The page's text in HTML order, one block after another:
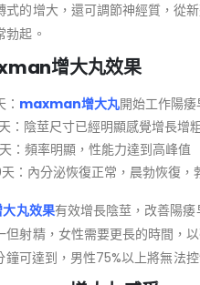
式的增大，還可調節神經質，從
勃起。
增大丸效果
maxman增大丸開始工作陽
：陰莖尺寸已經明顯感覺增長增
：頻率明顯，性能力達到高峰值
：內分泌恢復正常，晨勃恢復，
丸效果有效增長陰莖，改善陽
但射精，女性需要更長的時間，
鐘可達到，男性75%以上將無法